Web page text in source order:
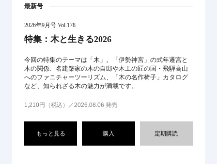
最新号
2026年9月号 Vol.178
特集：木と生きる2026
今回の特集のテーマは「木」。「伊勢神宮」の式年遷宮と
木の関係、名建築家の木の自邸や木工の匠の国・飛騨高山
へのファニチャーツーリズム、「木の名作椅子」カタログ
など、知られざる木の魅力が満載です。
1,210円（税込）／2026.08.06 発売
もっと見る 購入 定期購読